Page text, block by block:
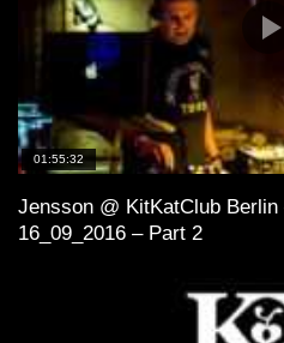
01:55:32
Jensson @ KitKatClub
16_09_2016 – Part 2